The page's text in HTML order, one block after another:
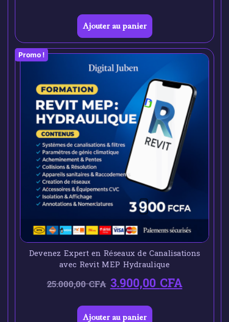
Ajouter au panier
Promo !
Devenez Expert en Réseaux de Canalisations
avec Revit MEP Hydraulique
25.000,00CFA 3.900,00CFA
Ajouter au panier